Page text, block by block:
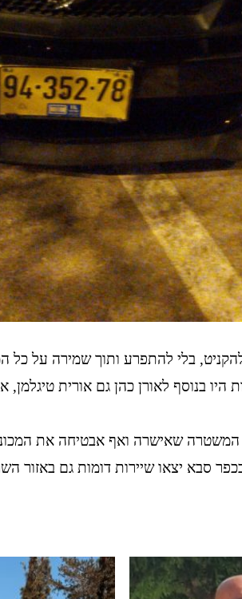
בלי להתפרע ותוך שמירה על כל
היו בנוסף לאורן כהן גם אורית
שאישרה ואף אבטיחה את
סבא יצאו שיירות דומות גם באזור